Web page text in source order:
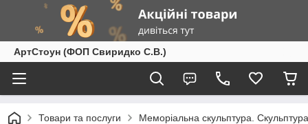
АртСтоун (ФОП Свиридко С.В.)
Товари та послуги Меморіальна скульптура.